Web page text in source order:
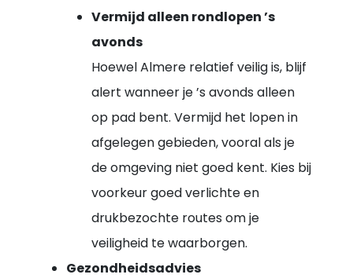
Vermijd alleen rondlopen ’s
avonds
Hoewel Almere relatief veilig is, blijf
alert wanneer je ’s avonds alleen
op pad bent. Vermijd het lopen in
afgelegen gebieden, vooral als je
de omgeving niet goed kent. Kies bij
voorkeur goed verlichte en
drukbezochte routes om je
veiligheid te waarborgen.
Gezondheidsadvies